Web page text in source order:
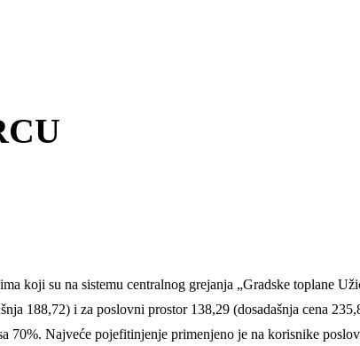
koji su na sistemu centralnog grejanja „Gradske toplane
188,72) i za poslovni prostor 138,29 (dosadašnja cena
70%. Najveće pojefitinjenje primenjeno je na korisnike